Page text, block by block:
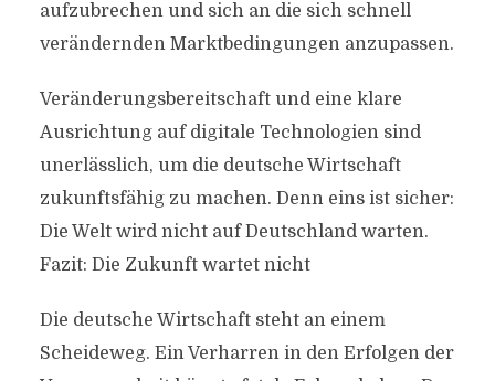
aufzubrechen und sich an die sich schnell
verändernden Marktbedingungen anzupassen.
Veränderungsbereitschaft und eine klare
Ausrichtung auf digitale Technologien sind
unerlässlich, um die deutsche Wirtschaft
zukunftsfähig zu machen. Denn eins ist sicher:
Die Welt wird nicht auf Deutschland warten.
Fazit: Die Zukunft wartet nicht
Die deutsche Wirtschaft steht an einem
Scheideweg. Ein Verharren in den Erfolgen der